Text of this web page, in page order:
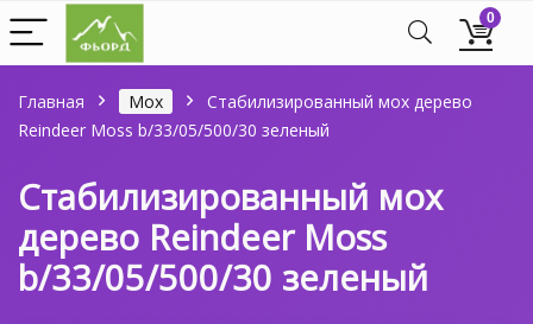
0
Главная Мох
Стабилизированный мох дерево
Reindeer Moss b/33/05/500/30 зеленый
Стабилизированный мох
дерево Reindeer Moss
b/33/05/500/30 зеленый